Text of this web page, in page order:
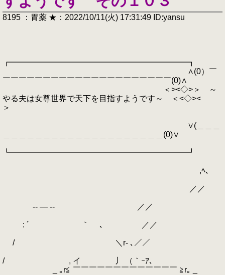
8195 ：胃薬 ★：2022/10/11(火) 17:31:49 ID:yansu
┏━━━━━━━━━━━━━━━━━━━━━━┓
∧(0）￣
￣￣￣￣￣￣￣￣￣￣￣￣￣￣￣￣￣￣￣￣￣(0)∧
＜><◇>＞ ～
やる夫は女尊世界で天下を目指すようです～ ＜<◇><
＞
∨(＿＿＿
＿＿＿＿＿＿＿＿＿＿＿＿＿＿＿＿＿＿＿＿(0)∨
┗━━━━━━━━━━━━━━━━━━━━━━┛
,ﾍ、
／／
-‐ ― ‐- ／／
: ´ ｀ ､ ／／
/ ＼r‐ ､／／
/ , イ 丿 （｀ｰｱ､
_ ｡r≦ ￣￣￣￣￣￣￣￣￣￣￣￣￣ ≧r｡ _